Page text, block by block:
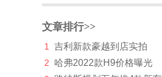
东风风行
文章排行>>
1
吉利新款豪越到店实拍
2 哈弗2022款H9价格曝光